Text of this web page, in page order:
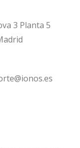
3 Planta 5